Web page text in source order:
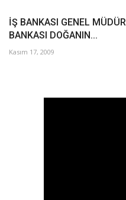
İŞ BANKASI GENEL
BANKASI DOĞANIN...
Kasım 17, 2009